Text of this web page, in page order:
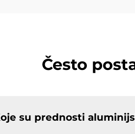
Često
su prednosti